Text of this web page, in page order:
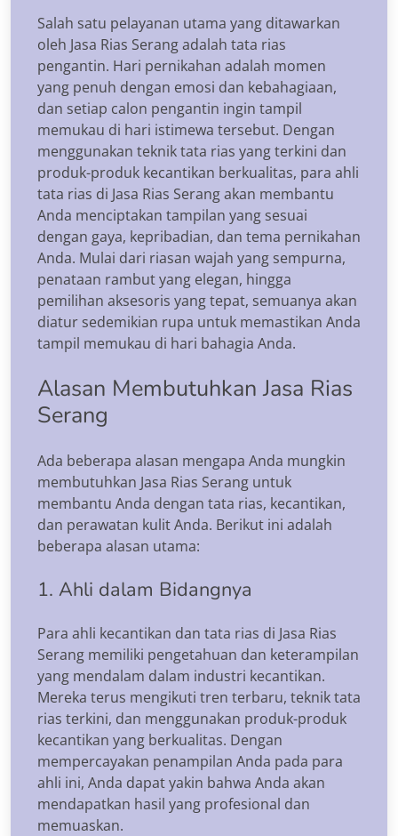
Salah satu pelayanan utama yang ditawarkan
oleh Jasa Rias Serang adalah tata rias
pengantin. Hari pernikahan adalah momen
yang penuh dengan emosi dan kebahagiaan,
dan setiap calon pengantin ingin tampil
memukau di hari istimewa tersebut. Dengan
menggunakan teknik tata rias yang terkini dan
produk-produk kecantikan berkualitas, para ahli
tata rias di Jasa Rias Serang akan membantu
Anda menciptakan tampilan yang sesuai
dengan gaya, kepribadian, dan tema pernikahan
Anda. Mulai dari riasan wajah yang sempurna,
penataan rambut yang elegan, hingga
pemilihan aksesoris yang tepat, semuanya akan
diatur sedemikian rupa untuk memastikan Anda
tampil memukau di hari bahagia Anda.
Alasan Membutuhkan Jasa Rias
Serang
Ada beberapa alasan mengapa Anda mungkin
membutuhkan Jasa Rias Serang untuk
membantu Anda dengan tata rias, kecantikan,
dan perawatan kulit Anda. Berikut ini adalah
beberapa alasan utama:
1. Ahli dalam Bidangnya
Para ahli kecantikan dan tata rias di Jasa Rias
Serang memiliki pengetahuan dan keterampilan
yang mendalam dalam industri kecantikan.
Mereka terus mengikuti tren terbaru, teknik tata
rias terkini, dan menggunakan produk-produk
kecantikan yang berkualitas. Dengan
mempercayakan penampilan Anda pada para
ahli ini, Anda dapat yakin bahwa Anda akan
mendapatkan hasil yang profesional dan
memuaskan.